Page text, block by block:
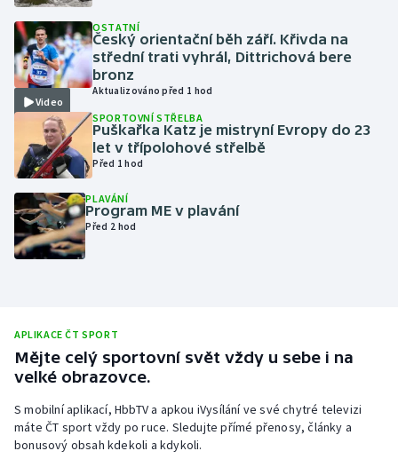
Lezení
Lyže a snowboard
Moderní pětiboj
Motorsport
Olympijské hry
Parasport
Ragby
Rychlobruslení
Rychlostní kanoistika
Video
OSTATNÍ
Český orientační běh září. Křivda na
střední trati vyhrál, Dittrichová bere
bronz
Aktualizováno před 1 hod
SPORTOVNÍ STŘELBA
Puškařka Katz je mistryní Evropy do 23
let v třípolohové střelbě
Před 1 hod
PLAVÁNÍ
Program ME v plavání
Před 2 hod
APLIKACE ČT SPORT
Mějte celý sportovní svět vždy u sebe i na
velké obrazovce.
S mobilní aplikací, HbbTV a apkou iVysílání ve své chytré televizi
máte ČT sport vždy po ruce. Sledujte přímé přenosy, články a
bonusový obsah kdekoli a kdykoli.